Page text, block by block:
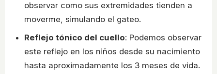
observar como sus extremidades tienden a
moverme, simulando el gateo.
Reflejo tónico del cuello: Podemos observar
este reflejo en los niños desde su nacimiento
hasta aproximadamente los 3 meses de vida.